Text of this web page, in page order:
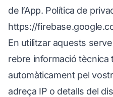
de l’App. Política de
https://
En utilitzar aquests
rebre informació tècnica
automàticament pel
adreça IP o detalls del